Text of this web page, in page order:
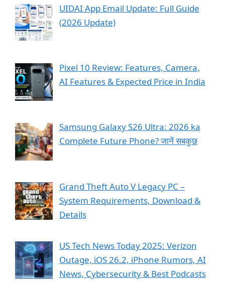
UIDAI App Email Update: Full Guide
(2026 Update)
Pixel 10 Review: Features, Camera,
AI Features & Expected Price in India
Samsung Galaxy S26 Ultra: 2026 ka
Complete Future Phone? जानें सबकुछ
Grand Theft Auto V Legacy PC –
System Requirements, Download &
Details
US Tech News Today 2025: Verizon
Outage, iOS 26.2, iPhone Rumors, AI
News, Cybersecurity & Best Podcasts